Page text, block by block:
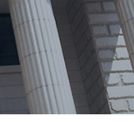
양식함
논문지도_
학위논문제안심사
연구윤리교육 이수 안내
연구윤리위원회 규정
연구윤리 지침서